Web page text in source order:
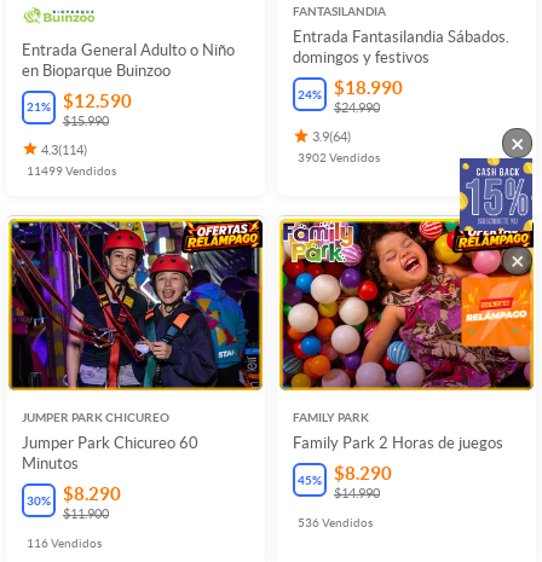
Entrada General Adulto o Niño
en Bioparque Buinzoo
21% $12.590
$15.990
4.3(114)
11499Vendidos
FANTASILANDIA
Entrada Fantasilandia Sábados.
domingos y festivos
24% $18.990
$24.990
3.9(64)
3902 Vendidos
JUMPER PARK CHICUREO
Jumper Park Chicureo 60
Minutos
30% $8.290
$11.900
116Vendidos
FAMILY PARK
Family Park 2 Horas de juegos
45% $8.290
$14.990
536Vendidos
×
×